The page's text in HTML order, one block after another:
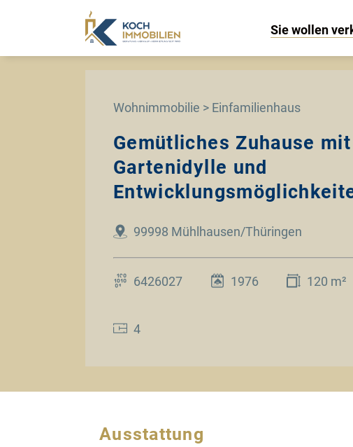
Sie wollen
Wohnimmobilie > Einfamilienhaus
Gemütliches Zuhause mit
Gartenidylle und
99998 Mühlhausen/Thüringen
6426027 1976 120 m²
4
Ausstattung